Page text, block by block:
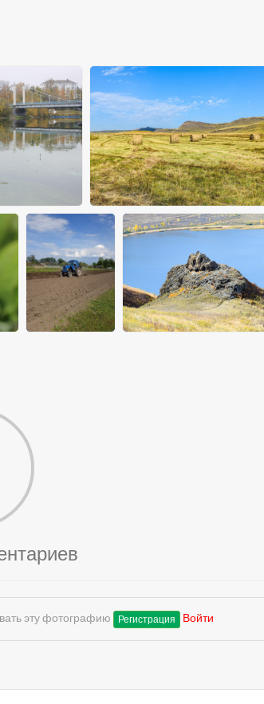
эту фотографию Регистрация Войти